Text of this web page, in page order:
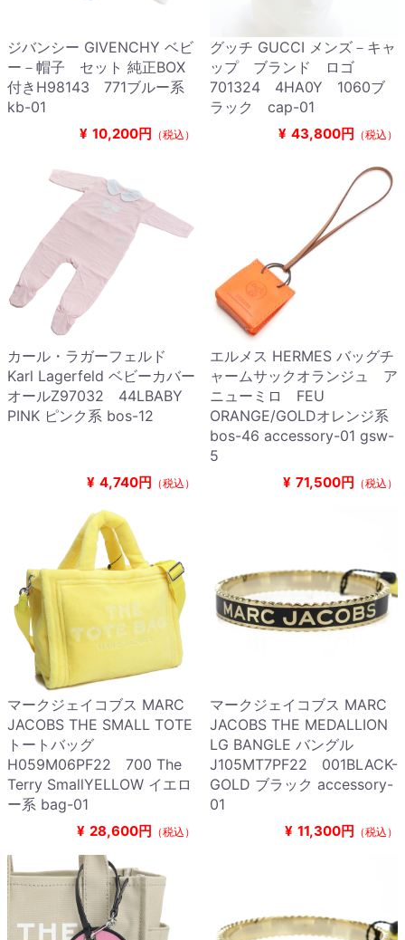
ジバンシー GIVENCHY ベビ
ー－帽子 セット 純正BOX
付きH98143 771ブルー系
kb-01
¥ 10,200円 （税込）
グッチ GUCCI メンズ－キャ
ップ ブランド ロゴ
701324 4HA0Y 1060ブ
ラック cap-01
¥ 43,800円 （税込）
カール・ラガーフェルド
Karl Lagerfeld ベビーカバー
オールZ97032 44LBABY
PINK ピンク系 bos-12
¥ 4,740円 （税込）
エルメス HERMES バッグチ
ャームサックオランジュ ア
ニューミロ FEU
ORANGE/GOLDオレンジ系
bos-46 accessory-01 gsw-
5
¥ 71,500円 （税込）
マークジェイコブス MARC
JACOBS THE SMALL TOTE
トートバッグ
H059M06PF22 700 The
Terry SmallYELLOW イエロ
ー系 bag-01
¥ 28,600円 （税込）
マークジェイコブス MARC
JACOBS THE MEDALLION
LG BANGLE バングル
J105MT7PF22 001BLACK-
GOLD ブラック accessory-
01
¥ 11,300円 （税込）